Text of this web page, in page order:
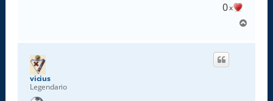
0x
r
vicius
Legendario